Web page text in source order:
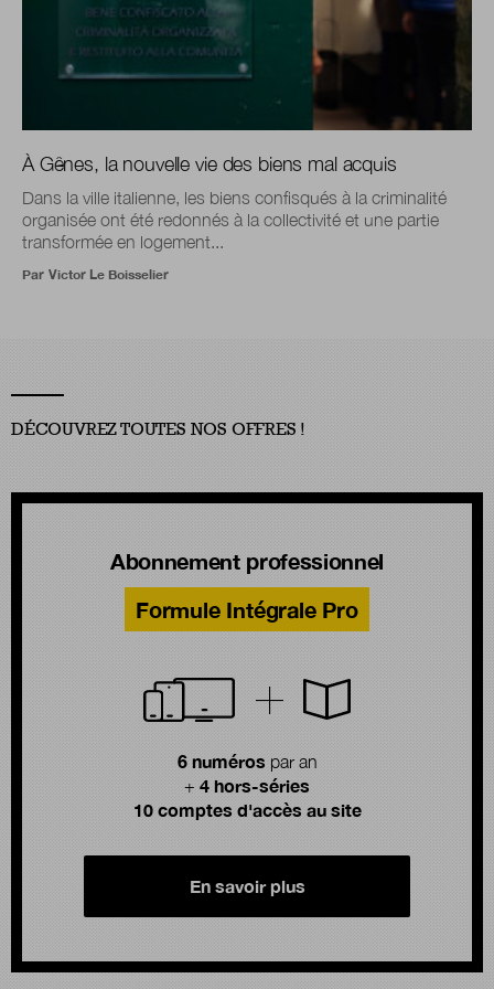
À Gênes, la nouvelle vie des biens mal acquis
Dans la ville italienne, les biens confisqués à la criminalité
organisée ont été redonnés à la collectivité et une partie
transformée en logement...
Par Victor Le Boisselier
DÉCOUVREZ TOUTES NOS OFFRES !
Abonnement professionnel
Formule Intégrale Pro
6 numéros par an
+ 4 hors-séries
10 comptes d'accès au site
En savoir plus